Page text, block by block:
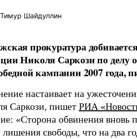
Тимур Шайдуллин
прокуратура
Николя Саркози по делу
кампании 2007
настаивает на
Саркози, пишет РИА
«Сторона обвинения вновь
лишения свободы, что на два